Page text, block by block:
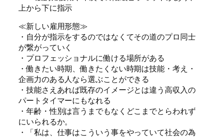
上から下に指示
≪新しい雇用形態≫
・自分が指示をするのではなくてその道のプロ同士
が繋がっていく
・プロフェッショナルに働ける場所がある
・働きたい時期、働きたくない時期は技能・考え・
企画力のある人なら選ぶことができる
・技能さえあれば既存のイメージとは違う高収入の
パートタイマーにもなれる
・年齢・性別は言うまでもなくどこまでとらわれず
にいられるか。
・「私は、仕事はこういう事をやっていて社会の為